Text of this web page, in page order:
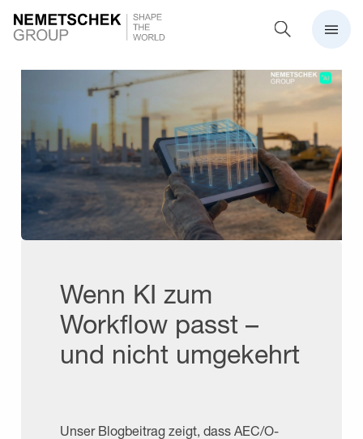
Wenn KI zum
Workflow passt –
und nicht umgekehrt
Unser Blogbeitrag zeigt, dass AEC/O-